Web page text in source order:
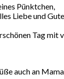
Pünktchen,
Liebe und
Tag mit
auch an